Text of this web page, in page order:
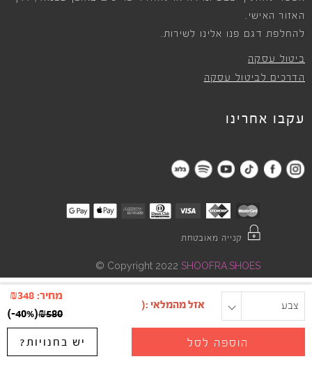
צבע מידה
מחיר: ₪348
₪580
(
-40%
)
הוספה לסל יש בחנויות?
האזור האישי.
להחלפת דגם פנו אלינו לשירות.
ביטול עסקה
הדרכים לביטול עסקה
עקבו אחרינו
קנייה מאובטחת
Copyright 2022 SHOOFRA.SHOES
©